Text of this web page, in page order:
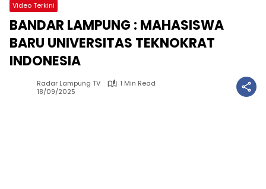
Video Terkini
BANDAR LAMPUNG : MAHASISWA
BARU UNIVERSITAS TEKNOKRAT
INDONESIA
Radar Lampung TV
1 Min Read
18/09/2025